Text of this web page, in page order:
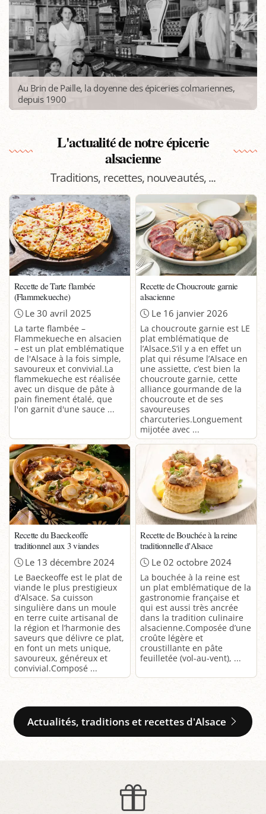
Au Brin de Paille, la doyenne des épiceries colmariennes,
depuis 1900
L'actualité de notre épicerie
alsacienne
Traditions, recettes, nouveautés, ...
Recette de Tarte flambée
(Flammekueche)
Le 30 avril 2025
La tarte flambée –
Flammekueche en alsacien
– est un plat emblématique
de l'Alsace à la fois simple,
savoureux et convivial.La
flammekueche est réalisée
avec un disque de pâte à
pain finement étalé, que
l'on garnit d'une sauce ...
Recette de Choucroute garnie
alsacienne
Le 16 janvier 2026
La choucroute garnie est LE
plat emblématique de
l’Alsace.S’il y a en effet un
plat qui résume l’Alsace en
une assiette, c’est bien la
choucroute garnie, cette
alliance gourmande de la
choucroute et de ses
savoureuses
charcuteries.Longuement
mijotée avec ...
Recette du Baeckeoffe
traditionnel aux 3 viandes
Le 13 décembre 2024
Le Baeckeoffe est le plat de
viande le plus prestigieux
d’Alsace. Sa cuisson
singulière dans un moule
en terre cuite artisanal de
la région et l’harmonie des
saveurs que délivre ce plat,
en font un mets unique,
savoureux, généreux et
convivial.Composé ...
Recette de Bouchée à la reine
traditionnelle d'Alsace
Le 02 octobre 2024
La bouchée à la reine est
un plat emblématique de la
gastronomie française et
qui est aussi très ancrée
dans la tradition culinaire
alsacienne.Composée d’une
croûte légère et
croustillante en pâte
feuilletée (vol-au-vent), ...
Actualités, traditions et recettes d'Alsace